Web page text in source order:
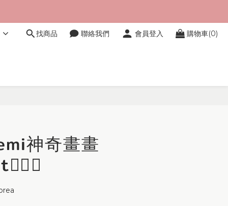
找商品 聯絡我們 會員登入 購物車(0)
神奇畫畫